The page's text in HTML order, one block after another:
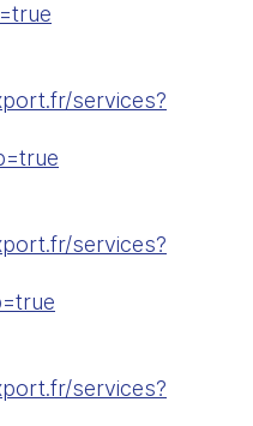
services?
services?
services?